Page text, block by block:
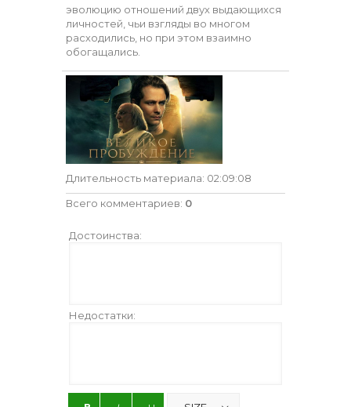
эволюцию отношений двух выдающихся
личностей, чьи взгляды во многом
расходились, но при этом взаимно
обогащались.
Длительность материала: 02:09:08
Всего комментариев: 0
Достоинства:
Недостатки: